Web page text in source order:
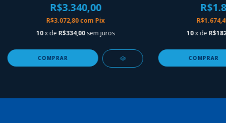
R$3.340,00
R$3.072,80com Pix
10x de R$334,00 sem juros
10x de